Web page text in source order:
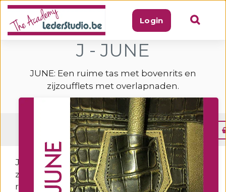
Login
J - JUNE
JUNE: Een ruime tas met bovenrits en
zijzoufflets met overlapnaden.
JUNE: Een ruime tas met bovenrits en
zijzoufflets met overlapnaden. De tas heeft
ronde handvaten, sluit met een rits die